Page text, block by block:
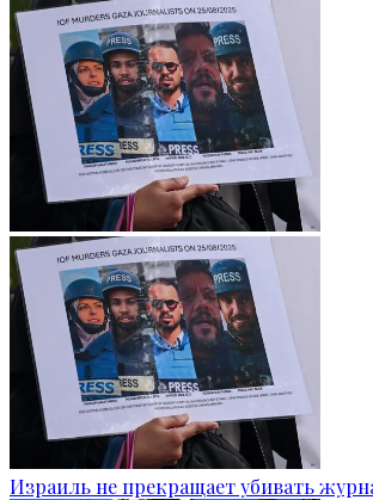
Израиль не прекращает убивать